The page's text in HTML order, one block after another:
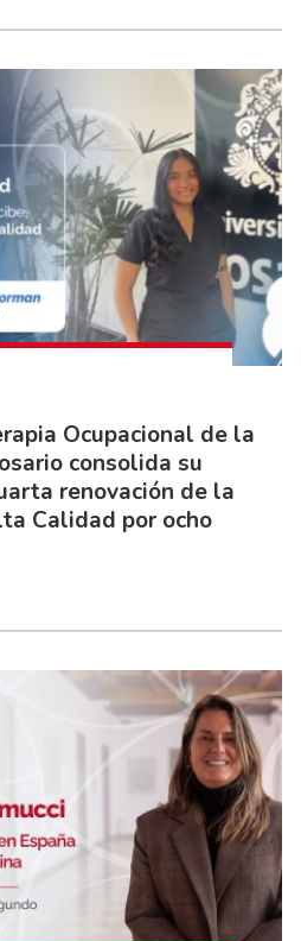
Ocupacional de la
consolida su
renovación de la
Calidad por ocho